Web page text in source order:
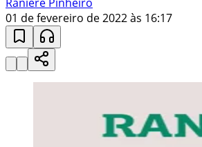
01 de fevereiro de 2022 às 16:17